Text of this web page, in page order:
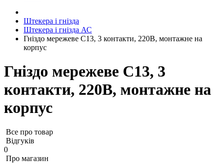
Штекера і гнізда
Штекера і гнізда АС
Гніздо мережеве C13, 3 контакти, 220В, монтажне на
корпус
Гніздо мережеве C13, 3
контакти, 220В, монтажне на
корпус
Все про товар
Відгуків
0
Про магазин